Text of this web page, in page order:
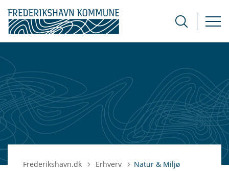
Frederikshavn.dk Tilbage til
Erhverv Natur & Miljø